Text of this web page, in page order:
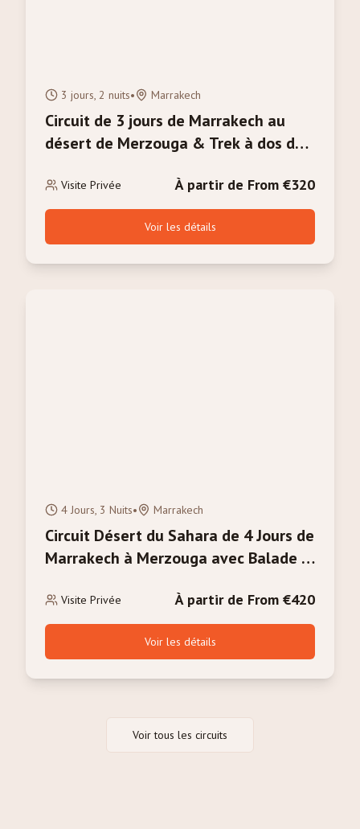
3 jours, 2 nuits• Marrakech
Circuit de 3 jours de Marrakech au
désert de Merzouga & Trek à dos de
Visite Privée À partir de From €320
Voir les détails
4 Jours, 3 Nuits• Marrakech
Circuit Désert du Sahara de 4 Jours de
Marrakech à Merzouga avec Balade à
Visite Privée À partir de From €420
Voir les détails
Voir tous les circuits